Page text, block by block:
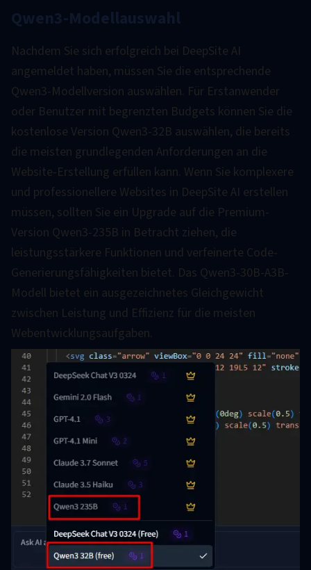
Qwen3-Modellauswahl
Nachdem Sie sich erfolgreich bei DeepSite AI
angemeldet haben, müssen Sie die entsprechende
Qwen3-Modellversion auswählen. Für Erstanwender
oder Benutzer mit begrenzten Budgets können Sie die
kostenlose Version Qwen3-32B auswählen, die bereits
die meisten grundlegenden Anforderungen an die
Website-Erstellung erfüllen kann. Wenn Sie komplexere
und professionellere Websites in DeepSite AI erstellen
müssen, sollten Sie ein Upgrade auf die Premium-
Version Qwen3-235B in Betracht ziehen, die
leistungsstärkere Funktionen und verfeinerte Code-
Generierungsfähigkeiten bietet. Das Qwen3-30B-A3B-
Modell bietet ein ausgezeichnetes Gleichgewicht
zwischen Leistung und Effizienz für die meisten
Webentwicklungsaufgaben.